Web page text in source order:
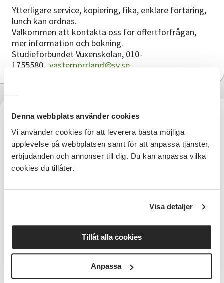
Denna webbplats använder cookies
Vi använder cookies för att leverera bästa möjliga
upplevelse på webbplatsen samt för att anpassa tjänster,
erbjudanden och annonser till dig. Du kan anpassa vilka
cookies du tillåter.
Visa detaljer
Tillåt alla cookies
Anpassa
Ytterligare service, kopiering, fika, enklare förtäring,
lunch kan ordnas.
Välkommen att kontakta oss för offertförfrågan,
mer information och bokning.
Studieförbundet Vuxenskolan, 010-
1755580, vasternorrland@sv.se
Sundsvall
Hyr mötes- och konferenslokal mitt i
Sundsvalls stenstad
konferensrum och två sällskapsrum i varierande
storlek. Största salen rymmer upp till 25
standard konferensmöblerade och möbleras med
enkelhet om till grupp - eller biosittning alternativt fri
golvytor. Projektor, duk, flyttbar TV,